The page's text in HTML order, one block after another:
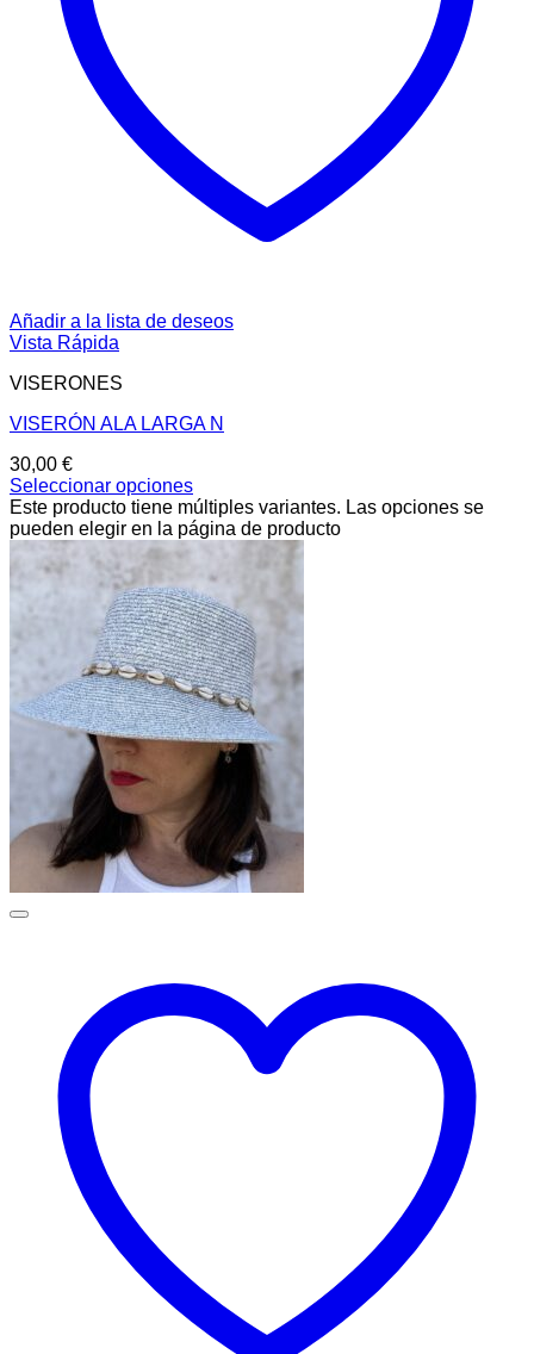
Añadir a la lista de deseos
Vista Rápida
VISERONES
VISERÓN ALA LARGA N
30,00 €
Seleccionar opciones
Este producto tiene múltiples variantes. Las opciones se
pueden elegir en la página de producto